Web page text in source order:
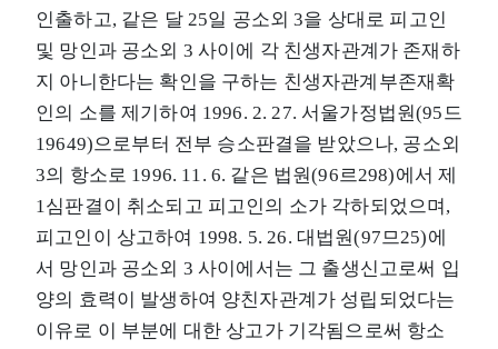
인출하고, 같은 달 25일 공소외 3을 상대로 피고인
및 망인과 공소외 3 사이에 각 친생자관계가 존재하
지 아니한다는 확인을 구하는 친생자관계부존재확
인의 소를 제기하여 1996. 2. 27. 서울가정법원(95드
19649)으로부터 전부 승소판결을 받았으나, 공소외
3의 항소로 1996. 11. 6. 같은 법원(96르298)에서 제
1심판결이 취소되고 피고인의 소가 각하되었으며,
피고인이 상고하여 1998. 5. 26. 대법원(97므25)에
서 망인과 공소외 3 사이에서는 그 출생신고로써 입
양의 효력이 발생하여 양친자관계가 성립되었다는
이유로 이 부분에 대한 상고가 기각됨으로써 항소